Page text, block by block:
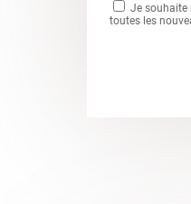
Je souhaite
toutes les